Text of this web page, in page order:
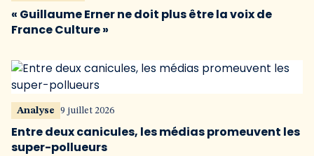
« Guillaume Erner ne doit plus être la voix de
France Culture »
Analyse 9 juillet 2026
Entre deux canicules, les médias promeuvent les
super-pollueurs